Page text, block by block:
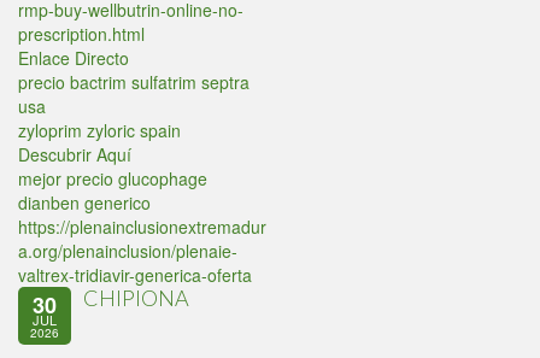
rmp-buy-wellbutrin-online-no-
prescription.html
Enlace Directo
precio bactrim sulfatrim septra
usa
zyloprim zyloric spain
Descubrir Aquí
mejor precio glucophage
dianben generico
https://plenainclusionextremadur
a.org/plenainclusion/plenaie-
valtrex-tridiavir-generica-oferta
30
JUL
2026
CHIPIONA